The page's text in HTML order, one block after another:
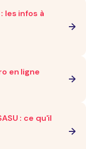
les infos à
en ligne
: ce qu'il